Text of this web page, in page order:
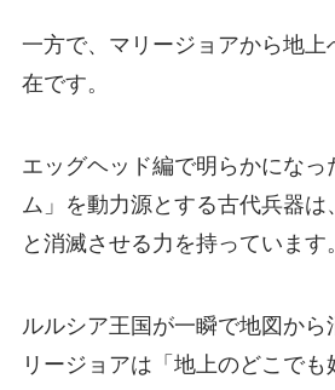
一方で、マリージョアから地上
在です。
エッグヘッド編で明らかになっ
ム」を動力源とする古代兵器は
と消滅させる力を持っています。
ルルシア王国が一瞬で地図から
リージョアは「地上のどこで